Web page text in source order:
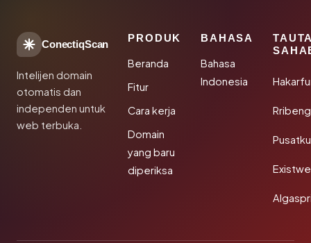
ConectiqScan
Intelijen domain
otomatis dan
independen untuk
web terbuka.
PRODUK
Beranda
Fitur
Cara kerja
Domain
yang baru
diperiksa
BAHASA
Bahasa
Indonesia